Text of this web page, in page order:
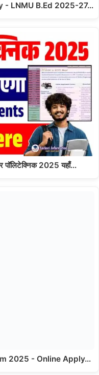
- LNMU B.Ed 2025-27…
2025 यहाँ…
2025 - Online Apply…